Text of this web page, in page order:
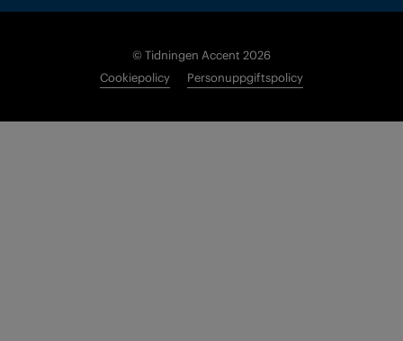
© Tidningen Accent 2026
Cookiepolicy
Personuppgiftspolicy